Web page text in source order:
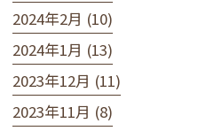
2024年2月 (10)
2024年1月 (13)
2023年12月 (11)
2023年11月 (8)